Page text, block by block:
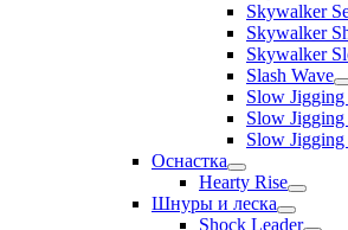
Skywalker
Skywalker
Skywalker
Slash Wave
Slow
Slow
Slow
Оснастка
Hearty Rise
Шнуры и леска
Shock Leader